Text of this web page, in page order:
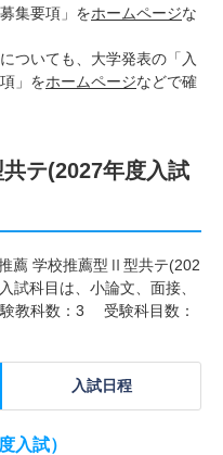
集要項」をホームページな
ついても、大学発表の「入
」をホームページなどで確
テ(2027年度入試
薦 学校推薦型Ⅱ型共テ(202
試科目は、小論文、面接、
教科数：3 受験科目数：
入試日程
入試）